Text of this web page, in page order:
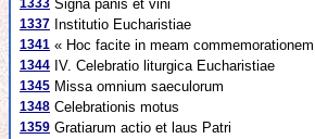
1333 Signa panis et vini
1337 Institutio Eucharistiae
1341 « Hoc facite in meam
1344 IV. Celebratio liturgica Eucharistiae
1345 Missa omnium saeculorum
1348 Celebrationis motus
1359 Gratiarum actio et laus Patri